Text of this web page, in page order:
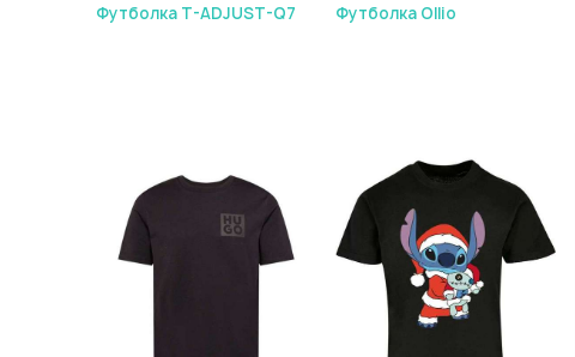
Футболка T-ADJUST-Q7
Футболка Ollio